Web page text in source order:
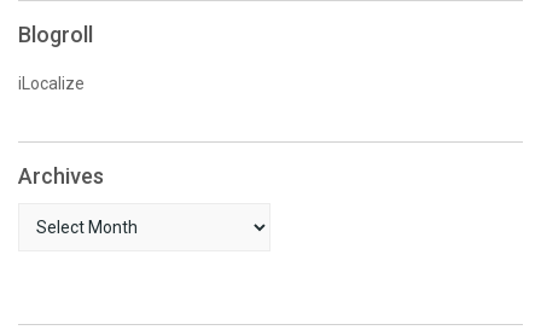
Blogroll
iLocalize
Archives